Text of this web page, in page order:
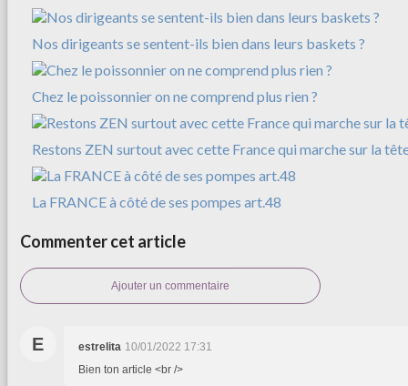
Nos dirigeants se sentent-ils bien dans leurs baskets ?
Chez le poissonnier on ne comprend plus rien ?
Restons ZEN surtout avec cette France qui marche sur la
La FRANCE à côté de ses pompes art.48
Commenter cet article
Ajouter un commentaire
E estrelita 10/01/2022 17:31
Bien ton article <br />